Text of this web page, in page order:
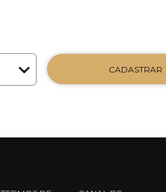
CADASTRAR